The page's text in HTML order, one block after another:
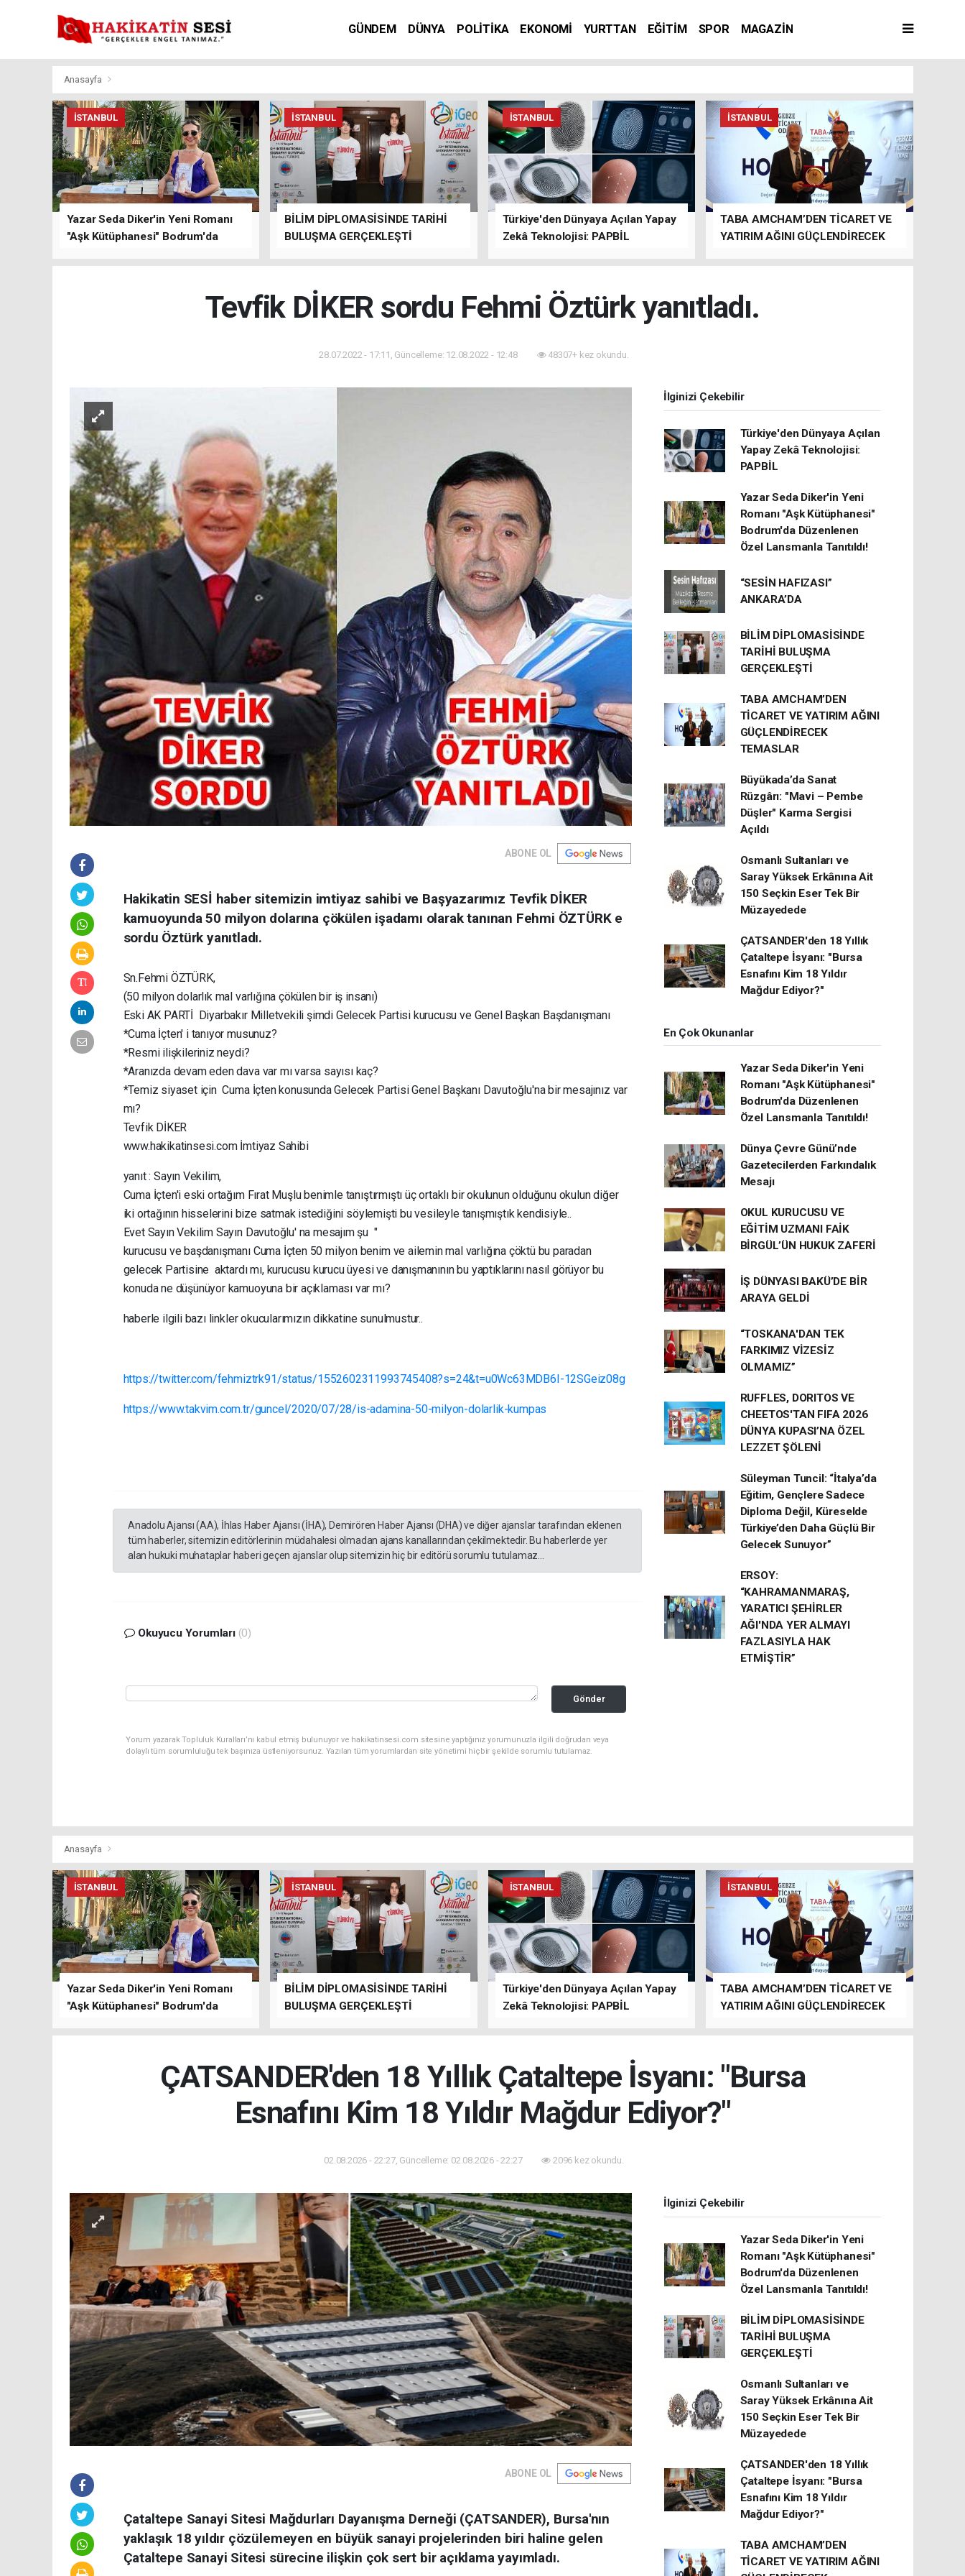
GÜNDEM DÜNYA POLİTİKA EKONOMİ YURTTAN EĞİTİM SPOR MAGAZİN
Anasayfa
İSTANBUL
Yazar Seda Diker'in Yeni Romanı
"Aşk Kütüphanesi" Bodrum'da
İSTANBUL
BİLİM DİPLOMASİSİNDE TARİHİ
BULUŞMA GERÇEKLEŞTİ
İSTANBUL
Türkiye'den Dünyaya Açılan Yapay
Zekâ Teknolojisi: PAPBİL
İSTANBUL
TABA AMCHAM’DEN TİCARET VE
YATIRIM AĞINI GÜÇLENDİRECEK
Tevfik DİKER sordu Fehmi Öztürk yanıtladı.
28.07.2022 - 17:11, Güncelleme: 12.08.2022 - 12:48 48307+ kez okundu.
ABONE OL
Hakikatin SESİ haber sitemizin imtiyaz sahibi ve Başyazarımız Tevfik DİKER
kamuoyunda 50 milyon dolarına çökülen işadamı olarak tanınan Fehmi ÖZTÜRK e
sordu Öztürk yanıtladı.
Sn.Fehmi ÖZTÜRK,
(50 milyon dolarlık mal varlığına çökülen bir iş insanı)
Eski AK PARTİ Diyarbakır Milletvekili şimdi Gelecek Partisi kurucusu ve Genel Başkan Başdanışmanı
*Cuma İçten' i tanıyor musunuz?
*Resmi ilişkileriniz neydi?
*Aranızda devam eden dava var mı varsa sayısı kaç?
*Temiz siyaset için Cuma İçten konusunda Gelecek Partisi Genel Başkanı Davutoğlu'na bir mesajınız var
mı?
Tevfik DİKER
www.hakikatinsesi.com İmtiyaz Sahibi
yanıt : Sayın Vekilim,
Cuma İçten'i eski ortağım Fırat Muşlu benimle tanıştırmıştı üç ortaklı bir okulunun olduğunu okulun diğer
iki ortağının hisselerini bize satmak istediğini söylemişti bu vesileyle tanışmıştık kendisiyle..
Evet Sayın Vekilim Sayın Davutoğlu' na mesajım şu "
kurucusu ve başdanışmanı Cuma İçten 50 milyon benim ve ailemin mal varlığına çöktü bu paradan
gelecek Partisine aktardı mı, kurucusu kurucu üyesi ve danışmanının bu yaptıklarını nasıl görüyor bu
konuda ne düşünüyor kamuoyuna bir açıklaması var mı?
haberle ilgili bazı linkler okucularımızın dikkatine sunulmustur..
https://twitter.com/fehmiztrk91/status/1552602311993745408?s=24&t=u0Wc63MDB6I-12SGeiz08g
https://www.takvim.com.tr/guncel/2020/07/28/is-adamina-50-milyon-dolarlik-kumpas
Anadolu Ajansı (AA), İhlas Haber Ajansı (İHA), Demirören Haber Ajansı (DHA) ve diğer ajanslar tarafından eklenen
tüm haberler, sitemizin editörlerinin müdahalesi olmadan ajans kanallarından çekilmektedir. Bu haberlerde yer
alan hukuki muhataplar haberi geçen ajanslar olup sitemizin hiç bir editörü sorumlu tutulamaz...
Okuyucu Yorumları (0)
Gönder
Yorum yazarak Topluluk Kuralları’nı kabul etmiş bulunuyor ve hakikatinsesi.com sitesine yaptığınız yorumunuzla ilgili doğrudan veya
dolaylı tüm sorumluluğu tek başınıza üstleniyorsunuz. Yazılan tüm yorumlardan site yönetimi hiçbir şekilde sorumlu tutulamaz.
İlginizi Çekebilir
Türkiye'den Dünyaya Açılan
Yapay Zekâ Teknolojisi:
PAPBİL
Yazar Seda Diker'in Yeni
Romanı "Aşk Kütüphanesi"
Bodrum'da Düzenlenen
Özel Lansmanla Tanıtıldı!
“SESİN HAFIZASI”
ANKARA’DA
BİLİM DİPLOMASİSİNDE
TARİHİ BULUŞMA
GERÇEKLEŞTİ
TABA AMCHAM’DEN
TİCARET VE YATIRIM AĞINI
GÜÇLENDİRECEK
TEMASLAR
Büyükada’da Sanat
Rüzgârı: "Mavi – Pembe
Düşler" Karma Sergisi
Açıldı
Osmanlı Sultanları ve
Saray Yüksek Erkânına Ait
150 Seçkin Eser Tek Bir
Müzayedede
ÇATSANDER'den 18 Yıllık
Çataltepe İsyanı: "Bursa
Esnafını Kim 18 Yıldır
Mağdur Ediyor?"
En Çok Okunanlar
Yazar Seda Diker'in Yeni
Romanı "Aşk Kütüphanesi"
Bodrum'da Düzenlenen
Özel Lansmanla Tanıtıldı!
Dünya Çevre Günü’nde
Gazetecilerden Farkındalık
Mesajı
OKUL KURUCUSU VE
EĞİTİM UZMANI FAİK
BİRGÜL’ÜN HUKUK ZAFERİ
İŞ DÜNYASI BAKÜ’DE BİR
ARAYA GELDİ
“TOSKANA'DAN TEK
FARKIMIZ VİZESİZ
OLMAMIZ”
RUFFLES, DORITOS VE
CHEETOS'TAN FIFA 2026
DÜNYA KUPASI’NA ÖZEL
LEZZET ŞÖLENİ
Süleyman Tuncil: “İtalya’da
Eğitim, Gençlere Sadece
Diploma Değil, Küreselde
Türkiye’den Daha Güçlü Bir
Gelecek Sunuyor”
ERSOY:
“KAHRAMANMARAŞ,
YARATICI ŞEHİRLER
AĞI'NDA YER ALMAYI
FAZLASIYLA HAK
ETMİŞTİR”
Anasayfa
İSTANBUL
Yazar Seda Diker'in Yeni Romanı
"Aşk Kütüphanesi" Bodrum'da
İSTANBUL
BİLİM DİPLOMASİSİNDE TARİHİ
BULUŞMA GERÇEKLEŞTİ
İSTANBUL
Türkiye'den Dünyaya Açılan Yapay
Zekâ Teknolojisi: PAPBİL
İSTANBUL
TABA AMCHAM’DEN TİCARET VE
YATIRIM AĞINI GÜÇLENDİRECEK
ÇATSANDER'den 18 Yıllık Çataltepe İsyanı: "Bursa
Esnafını Kim 18 Yıldır Mağdur Ediyor?"
02.08.2026 - 22:27, Güncelleme: 02.08.2026 - 22:27 2096 kez okundu.
ABONE OL
Çataltepe Sanayi Sitesi Mağdurları Dayanışma Derneği (ÇATSANDER), Bursa'nın
yaklaşık 18 yıldır çözülemeyen en büyük sanayi projelerinden biri haline gelen
Çataltepe Sanayi Sitesi sürecine ilişkin çok sert bir açıklama yayımladı.
İlginizi Çekebilir
Yazar Seda Diker'in Yeni
Romanı "Aşk Kütüphanesi"
Bodrum'da Düzenlenen
Özel Lansmanla Tanıtıldı!
BİLİM DİPLOMASİSİNDE
TARİHİ BULUŞMA
GERÇEKLEŞTİ
Osmanlı Sultanları ve
Saray Yüksek Erkânına Ait
150 Seçkin Eser Tek Bir
Müzayedede
ÇATSANDER'den 18 Yıllık
Çataltepe İsyanı: "Bursa
Esnafını Kim 18 Yıldır
Mağdur Ediyor?"
TABA AMCHAM’DEN
TİCARET VE YATIRIM AĞINI